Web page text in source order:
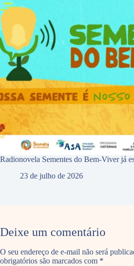
Radionovela Sementes do Bem-Viver já
23 de julho de 2026
Deixe um comentário
O seu endereço de e-mail não será
obrigatórios são marcados com *